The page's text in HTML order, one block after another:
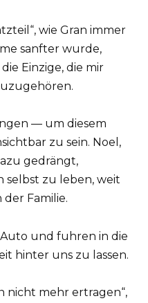
wie Gran immer
sanfter wurde,
Einzige, die mir
— um diesem
zu sein. Noel,
gedrängt,
zu leben, weit
Familie.
und fuhren in die
hinter uns zu lassen.
nicht mehr ertragen“,